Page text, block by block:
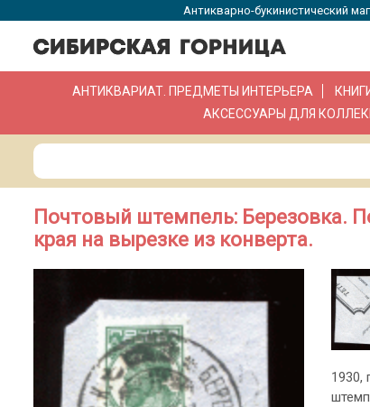
Антикварно-букинистический
АНТИКВАРИАТ. ПРЕДМЕТЫ ИНТЕРЬЕРА
АКСЕССУАРЫ ДЛЯ
Почтовый штемпель: Березовка.
края на вырезке из конверта.
1930,